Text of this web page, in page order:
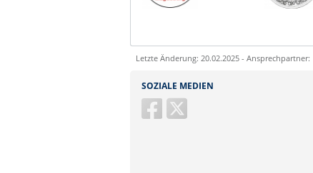
Letzte Änderung: 20.02.2025 - Ansprechpartner:
Ihre E-Mailadresse:
SOZIALE MEDIEN